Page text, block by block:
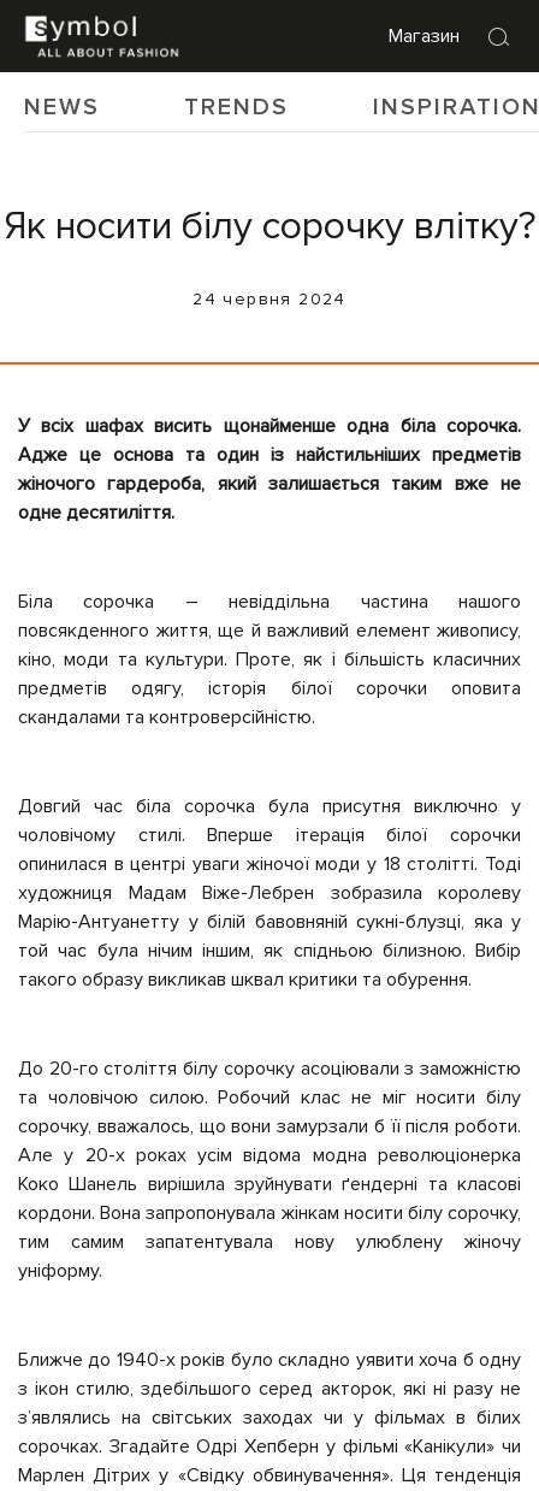
Магазин
NEWS TRENDS
Як носити білу сорочку влітку?
24 червня 2024
У всіх шафах висить щонайменше одна біла сорочка.
Адже це основа та один із найстильніших предметів
жіночого гардероба, який залишається таким вже не
одне десятиліття.
Біла сорочка – невіддільна частина нашого
повсякденного життя, ще й важливий елемент живопису,
кіно, моди та культури. Проте, як і більшість класичних
предметів одягу, історія білої сорочки оповита
скандалами та контроверсійністю.
Довгий час біла сорочка була присутня виключно у
чоловічому стилі. Вперше ітерація білої сорочки
опинилася в центрі уваги жіночої моди у 18 столітті. Тоді
художниця Мадам Віже-Лебрен зобразила королеву
Марію-Антуанетту у білій бавовняній сукні-блузці, яка у
той час була нічим іншим, як спідньою білизною. Вибір
такого образу викликав шквал критики та обурення.
До 20-го століття білу сорочку асоціювали з заможністю
та чоловічою силою. Робочий клас не міг носити білу
сорочку, вважалось, що вони замурзали б її після роботи.
Але у 20-х роках усім відома модна революціонерка
Коко Шанель вирішила зруйнувати ґендерні та класові
кордони. Вона запропонувала жінкам носити білу сорочку,
тим самим запатентувала нову улюблену жіночу
уніформу.
Ближче до 1940-х років було складно уявити хоча б одну
з ікон стилю, здебільшого серед акторок, які ні разу не
з’являлись на світських заходах чи у фільмах в білих
сорочках. Згадайте Одрі Хепберн у фільмі «Канікули» чи
Марлен Дітрих у «Свідку обвинувачення». Ця тенденція